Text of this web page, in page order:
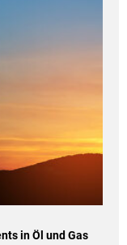
in Öl und Gas